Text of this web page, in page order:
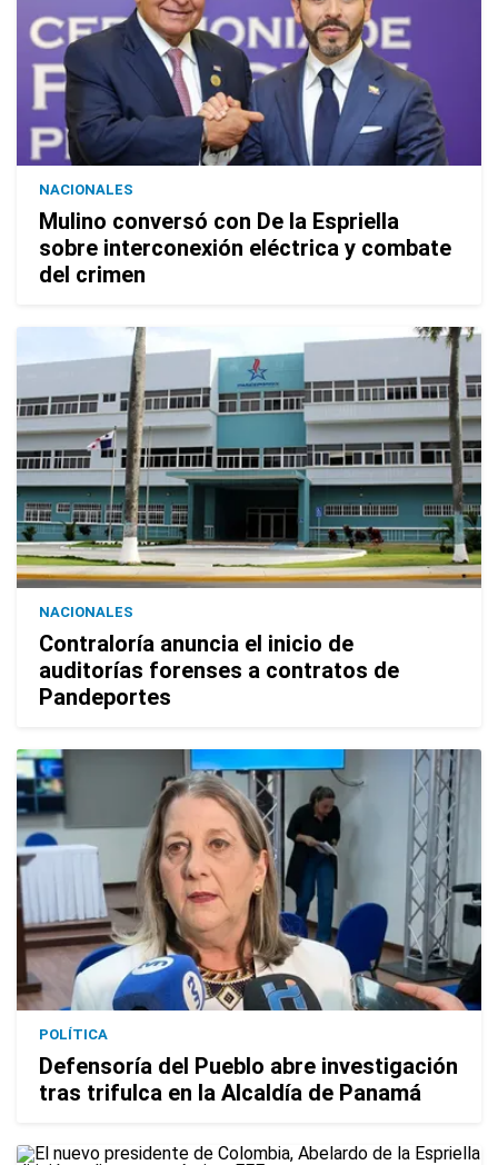
NACIONALES
Mulino conversó con De la Espriella
sobre interconexión eléctrica y combate
del crimen
NACIONALES
Contraloría anuncia el inicio de
auditorías forenses a contratos de
Pandeportes
POLÍTICA
Defensoría del Pueblo abre investigación
tras trifulca en la Alcaldía de Panamá